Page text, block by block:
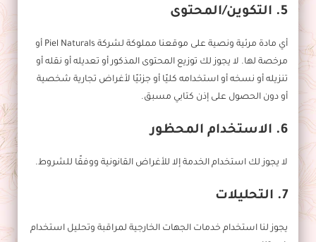
5. التكوين/المحتوى
أي مادة مرئية ونصية على موقعنا مملوكة لشركة Piel Naturals أو
مرخصة لها. لا يجوز لك توزيع المحتوى المذكور أو تعديله أو نقله أو
تنزيله أو نسخه أو استخدامه كليًا أو جزئيًا لأغراض تجارية شخصية
أو دون الحصول على إذن كتابي مسبق.
6. الاستخدام المحظور
لا يجوز لك استخدام الخدمة إلا للأغراض القانونية ووفقًا للشروط.
7. التحليلات
يجوز لنا استخدام خدمات الجهات الخارجية لمراقبة وتحليل استخدام